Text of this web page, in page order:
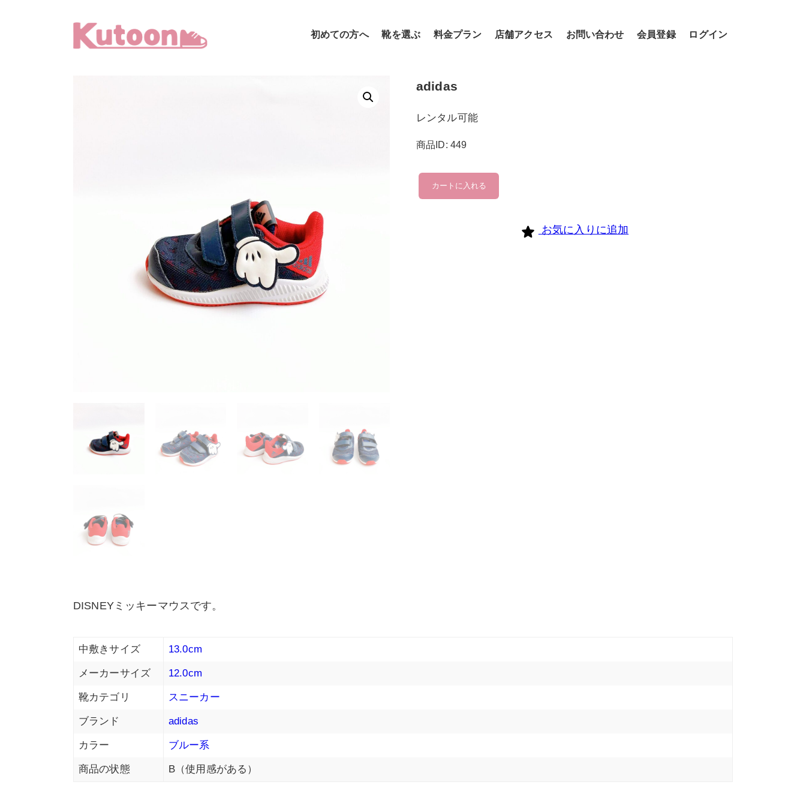
初めての方へ 靴を選ぶ 料金プラン 店舗アクセス お問い合わせ 会員登録 ログイン
adidas
レンタル可能
商品ID: 449
adidas
個
カートに入れる
お気に入りに追加
DISNEYミッキーマウスです。
中敷きサイズ 13.0cm
メーカーサイズ 12.0cm
靴カテゴリ スニーカー
ブランド adidas
カラー ブルー系
商品の状態 B（使用感がある）